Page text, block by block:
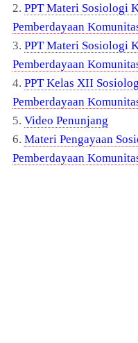
2. PPT Materi Sosiologi
Pemberdayaan
3. PPT Materi Sosiologi
Pemberdayaan
4. PPT Kelas XII
Pemberdayaan
5. Video Penunjang
6. Materi Pengayaan
Pemberdayaan